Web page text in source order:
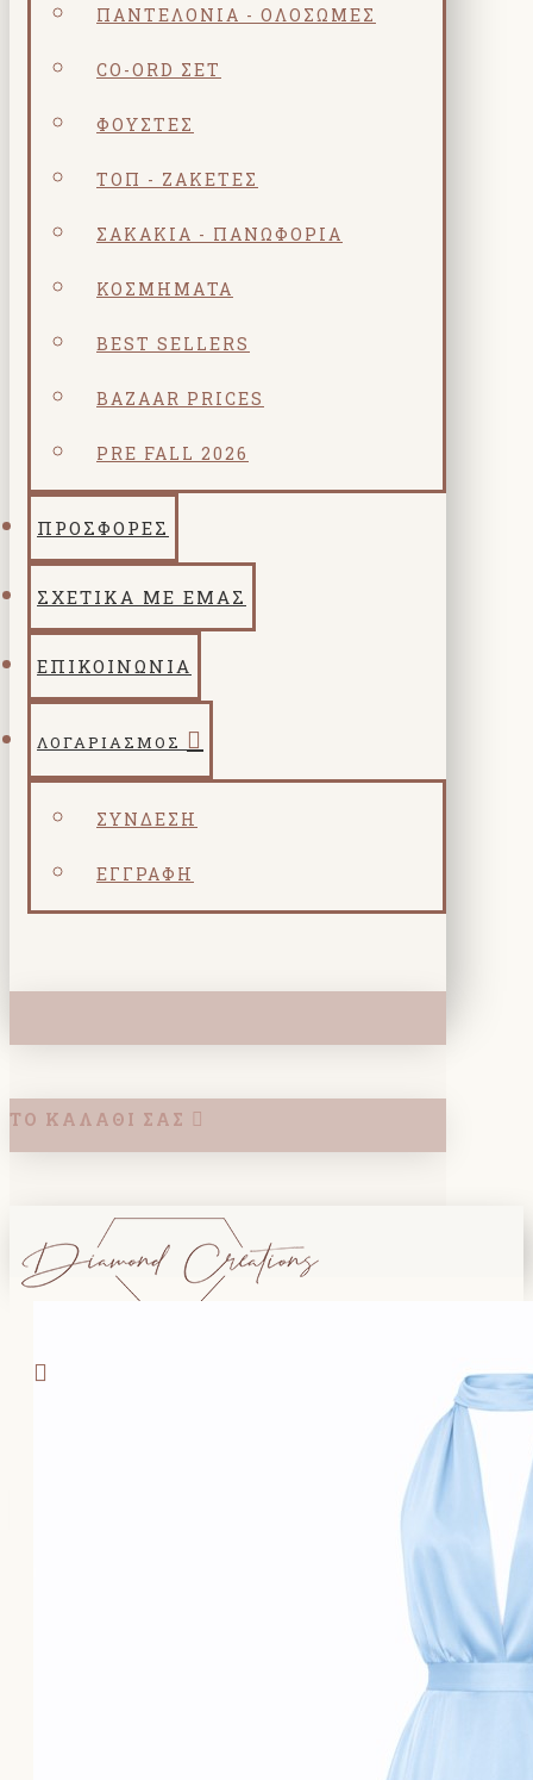
ΠΑΝΤΕΛΌΝΙΑ - ΟΛΌΣΩΜΕΣ
CO-ORD ΣΕΤ
ΦΟΎΣΤΕΣ
ΤΟΠ - ΖΑΚΈΤΕΣ
ΣΑΚΆΚΙΑ - ΠΑΝΩΦΌΡΙΑ
ΚΟΣΜΗΜΑΤΑ
BEST SELLERS
BAZAAR PRICES
PRE FALL 2026
ΠΡΟΣΦΟΡΕΣ
ΣΧΕΤΙΚΑ ΜΕ ΕΜΑΣ
ΕΠΙΚΟΙΝΩΝΙΑ
ΛΟΓΑΡΙΑΣΜΌΣ
ΣΎΝΔΕΣΗ
ΕΓΓΡΑΦΉ
ΤΟ ΚΑΛΆΘΙ ΣΑΣ